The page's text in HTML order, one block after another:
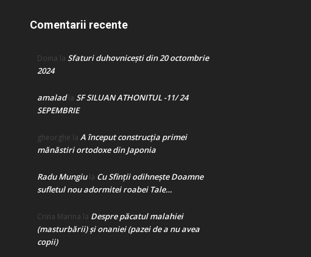
Comentarii recente
Doina la Sfaturi duhovnicești din 20 octombrie
2024
amaladla SF SILUAN ATHONITUL -11/ 24
SEPEMBRIE
gheorghe la A început construcţia primei
mănăstiri ortodoxe din Japonia
Radu Mungiula Cu Sfinții odihnește Doamne
sufletul nou adormitei roabei Tale…
Crina Marina la Despre păcatul malahiei
(masturbării) şi onaniei (pazei de a nu avea
copii)